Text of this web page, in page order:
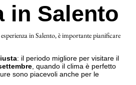
in Salento
in Salento, è importante pianificare
: il periodo migliore per visitare il
, quando il clima è perfetto
sono piacevoli anche per le